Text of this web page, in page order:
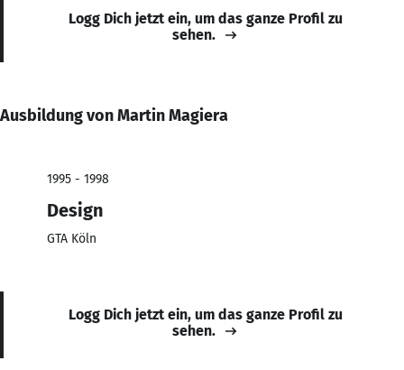
Logg Dich jetzt ein, um das ganze Profil zu
sehen.
Ausbildung von Martin Magiera
1995 - 1998
Design
GTA Köln
Logg Dich jetzt ein, um das ganze Profil zu
sehen.